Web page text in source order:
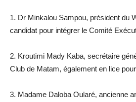
1. Dr Minkalou Sampou, président du
candidat pour intégrer le Comité
2. Kroutimi Mady Kaba, secrétaire
Club de Matam, également en lice
3. Madame Daloba Oularé, ancienne